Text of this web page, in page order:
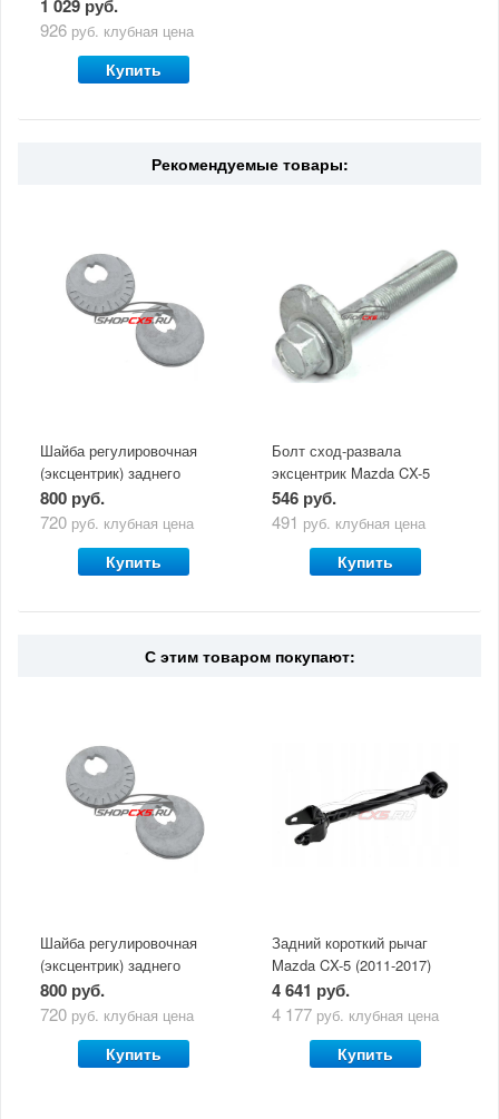
1 029 руб.
926 руб. клубная цена
Купить
Рекомендуемые товары:
Шайба регулировочная
(эксцентрик) заднего
рычага Mazda
800 руб.
720 руб. клубная цена
Купить
Болт сход-развала
эксцентрик Mazda CX-5
(2011-по н.в)
546 руб.
491 руб. клубная цена
Купить
С этим товаром покупают:
Шайба регулировочная
(эксцентрик) заднего
рычага Mazda
800 руб.
720 руб. клубная цена
Купить
Задний короткий рычаг
Mazda CX-5 (2011-2017)
4 641 руб.
4 177 руб. клубная цена
Купить